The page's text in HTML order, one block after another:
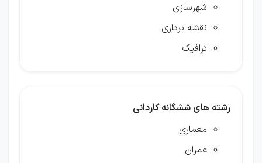
شهرسازی
نقشه برداری
ترافيك
رشته های ششگانه کاردانی
معماری
عمران